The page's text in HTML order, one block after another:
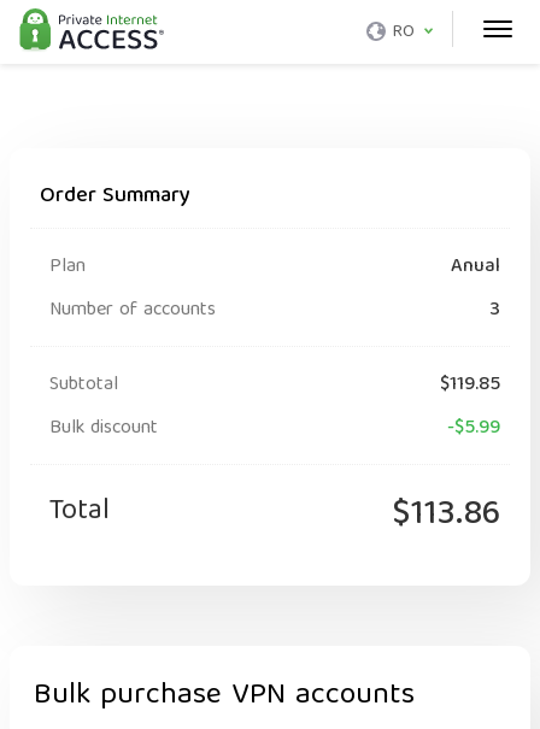
RO
Order Summary
Plan
Anual
Number of accounts
3
Subtotal
$119.85
Bulk discount
-$5.99
Total $113.86
Bulk purchase VPN accounts